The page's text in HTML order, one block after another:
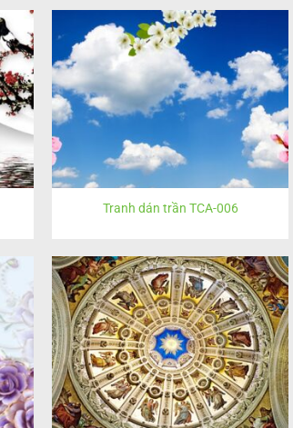
Tranh dán trần TCA-006